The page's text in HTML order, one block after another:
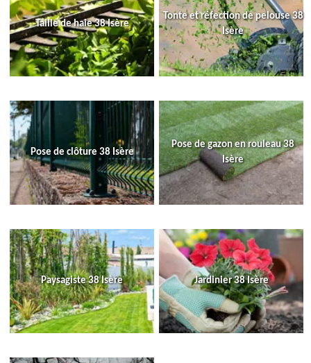
Taille de haie 38 Isère
Tonte et réfection de pelouse 38
Isère
Pose de clôture 38 Isère
Pose de gazon en rouleau 38
Isère
Paysagiste 38 Isère Jardinier 38 Isère